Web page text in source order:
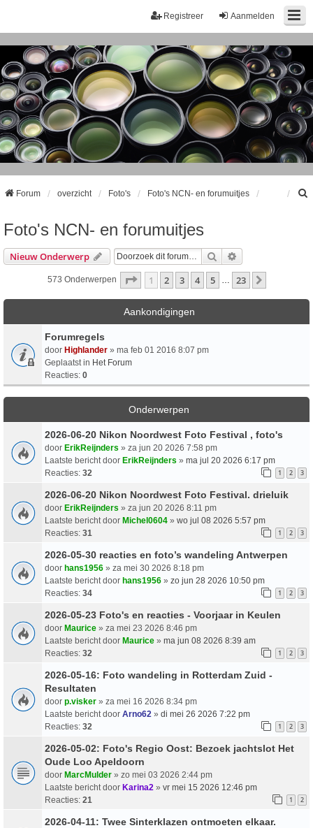
Aanmelden
Registreer
Forum overzicht Foto's Foto's NCN- en forumuitjes
Foto's NCN- en forumuitjes
Nieuw Onderwerp Zoek
573 Onderwerpen Pagina Van23
1 2 3 4 5 23
Aankondigingen
Forumregels
door Highlander » ma feb 01 2016 8:07 pm
Geplaatst in Het Forum
Reacties: 0
Onderwerpen
2026-06-20 Nikon Noordwest Foto Festival , foto's
door ErikReijnders » za jun 20 2026 7:58 pm
Laatste bericht door ErikReijnders » ma jul 20 2026 6:17 pm
Reacties: 32 1 2 3
2026-06-20 Nikon Noordwest Foto Festival. drieluik
door ErikReijnders » za jun 20 2026 8:11 pm
Laatste bericht door Michel0604 » wo jul 08 2026 5:57 pm
Reacties: 31 1 2 3
2026-05-30 reacties en foto’s wandeling Antwerpen
door hans1956 » za mei 30 2026 8:18 pm
Laatste bericht door hans1956 » zo jun 28 2026 10:50 pm
Reacties: 34 1 2 3
2026-05-23 Foto's en reacties - Voorjaar in Keulen
door Maurice » za mei 23 2026 8:46 pm
Laatste bericht door Maurice » ma jun 08 2026 8:39 am
Reacties: 32 1 2 3
2026-05-16: Foto wandeling in Rotterdam Zuid -
Resultaten
door p.visker » za mei 16 2026 8:34 pm
Laatste bericht door Arno62 » di mei 26 2026 7:22 pm
Reacties: 32 1 2 3
2026-05-02: Foto's Regio Oost: Bezoek jachtslot Het
Oude Loo Apeldoorn
door MarcMulder » zo mei 03 2026 2:44 pm
Laatste bericht door Karina2 » vr mei 15 2026 12:46 pm
Reacties: 21 1 2
2026-04-11: Twee Sinterklazen ontmoeten elkaar.